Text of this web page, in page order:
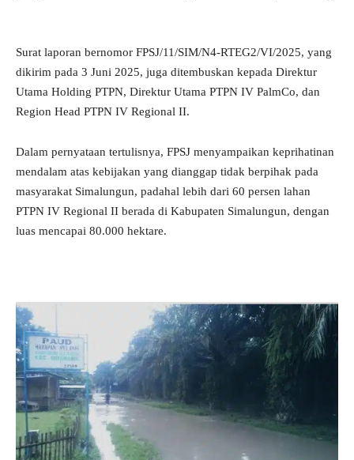
Surat laporan bernomor FPSJ/11/SIM/N4-RTEG2/VI/2025, yang
dikirim pada 3 Juni 2025, juga ditembuskan kepada Direktur
Utama Holding PTPN, Direktur Utama PTPN IV PalmCo, dan
Region Head PTPN IV Regional II.
Dalam pernyataan tertulisnya, FPSJ menyampaikan keprihatinan
mendalam atas kebijakan yang dianggap tidak berpihak pada
masyarakat Simalungun, padahal lebih dari 60 persen lahan
PTPN IV Regional II berada di Kabupaten Simalungun, dengan
luas mencapai 80.000 hektare.